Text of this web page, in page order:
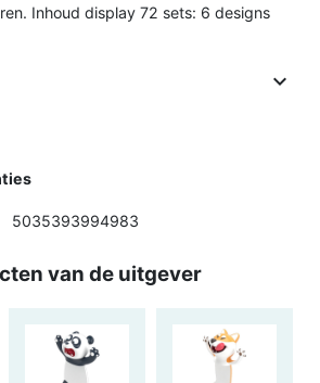
Inhoud display 72 sets: 6 designs

5035393994983
van de uitgever